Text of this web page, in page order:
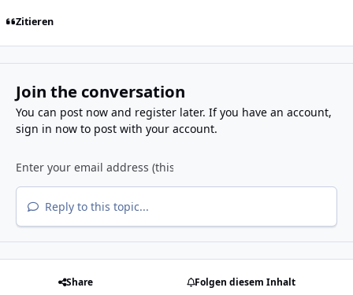
Zitieren
Join the conversation
You can post now and register later. If you have an account,
sign in nowto post with your account.
Reply to this topic...
Share Folgen diesem Inhalt